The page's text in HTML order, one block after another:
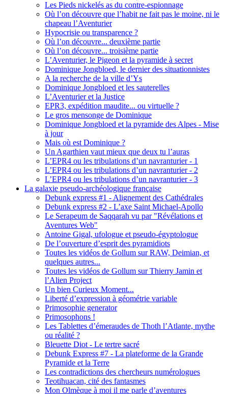
Les Pieds nickelés as du contre-espionnage
Où l’on découvre que l’habit ne fait pas le moine, ni le
chapeau l’Aventurier
Hypocrisie ou transparence ?
Où l’on découvre... deuxième partie
Où l’on découvre... troisième partie
L’Aventurier, le Pigeon et la pyramide à secret
Dominique Jongbloed, le dernier des situationnistes
A la recherche de la ville d’Ys
Dominique Jongbloed et les sauterelles
L’Aventurier et la Justice
EPR3, expédition maudite... ou virtuelle ?
Le gros mensonge de Dominique
Dominique Jongbloed et la pyramide des Alpes - Mise
à jour
Mais où est Dominique ?
Un Agarthien vaut mieux que deux tu l’auras
L’EPR4 ou les tribulations d’un navranturier - 1
L’EPR4 ou les tribulations d’un navranturier - 2
L’EPR4 ou les tribulations d’un navranturier - 3
La galaxie pseudo-archéologique française
Debunk express #1 - Alignement des Cathédrales
Debunk express #2 - L’axe Saint Michael-Apollo
Le Serapeum de Saqqarah vu par "Révélations et
Aventures Web"
Antoine Gigal, ufologue et pseudo-égyptologue
De l’ouverture d’esprit des pyramidiots
Toutes les vidéos de Gollum sur RAW, Deimian, et
quelques autres...
Toutes les vidéos de Gollum sur Thierry Jamin et
l’Alien Project
Un bien Curieux Moment...
Liberté d’expression à géométrie variable
Primosophie generator
Primosophons !
Les Tablettes d’émeraudes de Thoth l’Atlante, mythe
ou réalité ?
Bleuette Diot - Le tertre sacré
Debunk Express #7 - La plateforme de la Grande
Pyramide et la Terre
Les contradictions des chercheurs numérologues
Teotihuacan, cité des fantasmes
Mon Olmèque à moi il me parle d’aventures